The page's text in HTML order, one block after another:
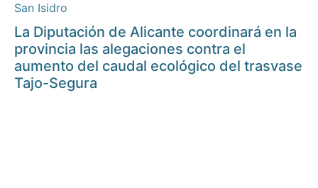
San Isidro
La Diputación de Alicante coordinará en la
provincia las alegaciones contra el
aumento del caudal ecológico del trasvase
Tajo-Segura